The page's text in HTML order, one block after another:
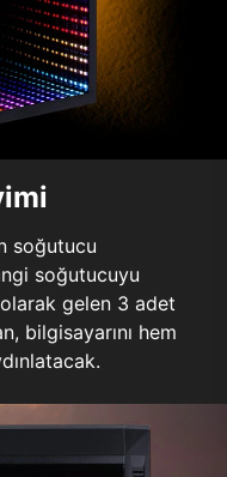
soğutucu
soğutucuyu
gelen 3 adet
bilgisayarını hem